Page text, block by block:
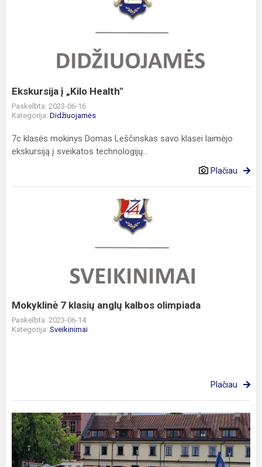
Ekskursija į „Kilo Health"
Paskelbta: 2023-06-16
Kategorija: Didžiuojamės
7c klasės mokinys Domas Leščinskas savo klasei laimėjo
ekskursiją į sveikatos technologijų...
Plačiau
Mokyklinė 7 klasių anglų kalbos olimpiada
Paskelbta: 2023-06-14
Kategorija: Sveikinimai
Plačiau
4c
kl.
išvyka
į